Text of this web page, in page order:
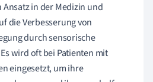
in der Medizin und
die Verbesserung von
durch sensorische
wird oft bei Patienten mit
eingesetzt, um ihre